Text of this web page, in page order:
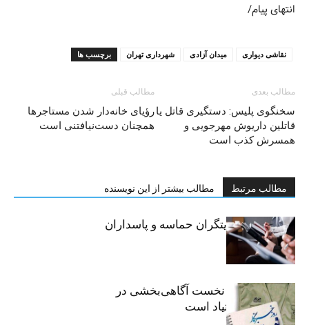
انتهای پیام/
برچسب ها شهرداری تهران میدان آزادی نقاشی دیواری
مطالب قبلی
رؤیای خانه‌دار شدن مستاجرها
همچنان دست‌نیافتنی است
مطالب بعدی
سخنگوی پلیس: دستگیری قاتل یا
قاتلین داریوش مهرجویی و
همسرش کذب است
مطالب مرتبط مطالب بیشتر از این نویسنده
خبرنگاران، روایتگران حماسه و پاسداران
حقیقت
«رسانه» سنگر نخست آگاهی‌بخشی در
پیشگیری از اعتیاد است